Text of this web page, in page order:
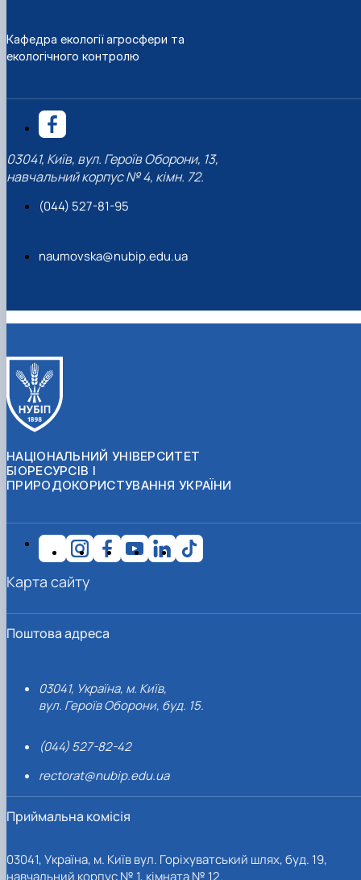
Кафедра екології агросфери та
екологічного контролю
03041, Київ, вул. Героїв Оборони, 13,
навчальний корпус № 4, кімн. 72.
(044) 527-81-95
naumovska@nubip.edu.ua
НАЦІОНАЛЬНИЙ УНІВЕРСИТЕТ
БІОРЕСУРСІВ І
ПРИРОДОКОРИСТУВАННЯ УКРАЇНИ
Поштова адреса
03041, Україна, м. Київ,
вул. Героїв Оборони, буд. 15.
(044) 527-82-42
rectorat@nubip.edu.ua
Приймальна комісія
03041, Україна, м. Київ вул. Горіхуватський шлях, буд. 19,
навчальний корпус № 1, кімната № 12.
Карта сайту